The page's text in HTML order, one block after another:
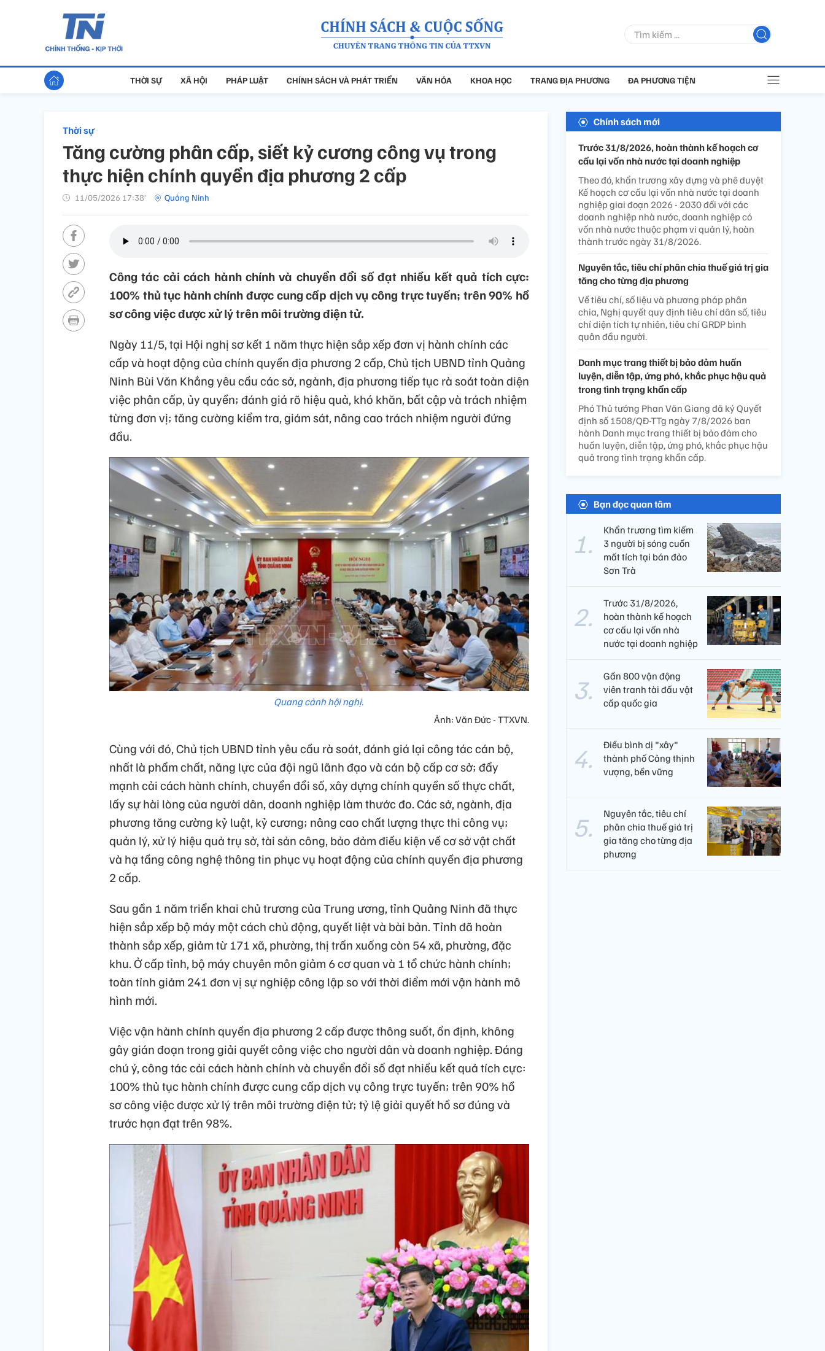
THỜI SỰ XÃ HỘI PHÁP LUẬT CHÍNH SÁCH VÀ PHÁT TRIỂN VĂN HÓA KHOA HỌC TRANG ĐỊA PHƯƠNG ĐA PHƯƠNG TIỆN
Thời sự
Tăng cường phân cấp, siết kỷ cương công vụ trong
thực hiện chính quyền địa phương 2 cấp
11/05/2026 17:38’ Quảng Ninh
Công tác cải cách hành chính và chuyển đổi số đạt nhiều kết quả tích cực:
100% thủ tục hành chính được cung cấp dịch vụ công trực tuyến; trên 90% hồ
sơ công việc được xử lý trên môi trường điện tử.
Ngày 11/5, tại Hội nghị sơ kết 1 năm thực hiện sắp xếp đơn vị hành chính các
cấp và hoạt động của chính quyền địa phương 2 cấp, Chủ tịch UBND tỉnh Quảng
Ninh Bùi Văn Khắng yêu cầu các sở, ngành, địa phương tiếp tục rà soát toàn diện
việc phân cấp, ủy quyền; đánh giá rõ hiệu quả, khó khăn, bất cập và trách nhiệm
từng đơn vị; tăng cường kiểm tra, giám sát, nâng cao trách nhiệm người đứng
đầu.
Quang cảnh hội nghị.
Ảnh: Văn Đức - TTXVN.
Cùng với đó, Chủ tịch UBND tỉnh yêu cầu rà soát, đánh giá lại công tác cán bộ,
nhất là phẩm chất, năng lực của đội ngũ lãnh đạo và cán bộ cấp cơ sở; đẩy
mạnh cải cách hành chính, chuyển đổi số, xây dựng chính quyền số thực chất,
lấy sự hài lòng của người dân, doanh nghiệp làm thước đo. Các sở, ngành, địa
phương tăng cường kỷ luật, kỷ cương; nâng cao chất lượng thực thi công vụ;
quản lý, xử lý hiệu quả trụ sở, tài sản công, bảo đảm điều kiện về cơ sở vật chất
và hạ tầng công nghệ thông tin phục vụ hoạt động của chính quyền địa phương
2 cấp.
Sau gần 1 năm triển khai chủ trương của Trung ương, tỉnh Quảng Ninh đã thực
hiện sắp xếp bộ máy một cách chủ động, quyết liệt và bài bản. Tỉnh đã hoàn
thành sắp xếp, giảm từ 171 xã, phường, thị trấn xuống còn 54 xã, phường, đặc
khu. Ở cấp tỉnh, bộ máy chuyên môn giảm 6 cơ quan và 1 tổ chức hành chính;
toàn tỉnh giảm 241 đơn vị sự nghiệp công lập so với thời điểm mới vận hành mô
hình mới.
Việc vận hành chính quyền địa phương 2 cấp được thông suốt, ổn định, không
gây gián đoạn trong giải quyết công việc cho người dân và doanh nghiệp. Đáng
chú ý, công tác cải cách hành chính và chuyển đổi số đạt nhiều kết quả tích cực:
100% thủ tục hành chính được cung cấp dịch vụ công trực tuyến; trên 90% hồ
sơ công việc được xử lý trên môi trường điện tử; tỷ lệ giải quyết hồ sơ đúng và
trước hạn đạt trên 98%.
Chính sách mới
Trước 31/8/2026, hoàn thành kế hoạch cơ
cấu lại vốn nhà nước tại doanh nghiệp
Theo đó, khẩn trương xây dựng và phê duyệt
Kế hoạch cơ cấu lại vốn nhà nước tại doanh
nghiệp giai đoạn 2026 - 2030 đối với các
doanh nghiệp nhà nước, doanh nghiệp có
vốn nhà nước thuộc phạm vi quản lý, hoàn
thành trước ngày 31/8/2026.
Nguyên tắc, tiêu chí phân chia thuế giá trị gia
tăng cho từng địa phương
Về tiêu chí, số liệu và phương pháp phân
chia, Nghị quyết quy định tiêu chí dân số, tiêu
chí diện tích tự nhiên, tiêu chí GRDP bình
quân đầu người.
Danh mục trang thiết bị bảo đảm huấn
luyện, diễn tập, ứng phó, khắc phục hậu quả
trong tình trạng khẩn cấp
Phó Thủ tướng Phan Văn Giang đã ký Quyết
định số 1508/QĐ-TTg ngày 7/8/2026 ban
hành Danh mục trang thiết bị bảo đảm cho
huấn luyện, diễn tập, ứng phó, khắc phục hậu
quả trong tình trạng khẩn cấp.
Bạn đọc quan tâm
Khẩn trương tìm kiếm
3 người bị sóng cuốn
mất tích tại bán đảo
Sơn Trà
Trước 31/8/2026,
hoàn thành kế hoạch
cơ cấu lại vốn nhà
nước tại doanh nghiệp
Gần 800 vận động
viên tranh tài đấu vật
cấp quốc gia
Điều bình dị "xây"
thành phố Cảng thịnh
vượng, bền vững
Nguyên tắc, tiêu chí
phân chia thuế giá trị
gia tăng cho từng địa
phương